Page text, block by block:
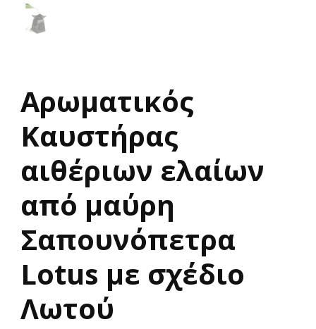
Αρωματικός
Καυστήρας
αιθέριων ελαίων
από μαύρη
Σαπουνόπετρα
Lotus με σχέδιο
Λωτού